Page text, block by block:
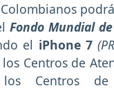
Fondo Mundial
el iPhone 7
Centros de
Centros de